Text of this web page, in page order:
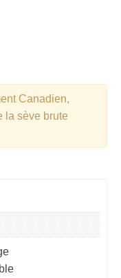
Canadien,
la sève brute